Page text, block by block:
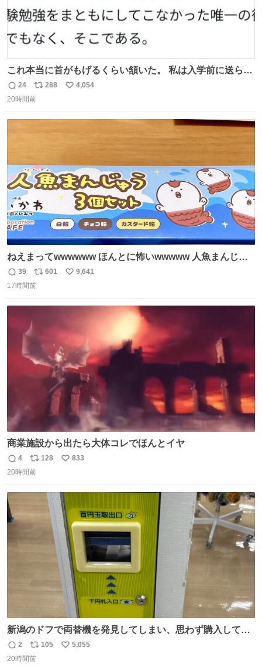
これ本当に首がもげるくらい頷いた。 私は入学前に送られ
てきた、大学のサークル紹介冊子を見た時点で終わりを感
じたので、女子大でもないくせに偏差値の高い大学のイン
た。 高偏差値に行けないならせめてそれくらいした方が予
後がいいです。 https://t.co/9nMHIrETkw
返
信
24
リ
ポ
288
い
4,054
20時間前
ねえまってwwwwww ほんとに怖いwwwww 人魚まんじゅ
う買ってきたから私も永遠のいのちを…ぐへへ…と思いな
がら1つ食べたら 奥歯欠けたんだけど！！！！？？？ しか
たから何？と思って口から出したら自分の歯wwwwww セ
イレーンの呪いじゃん😭
返
信
39
リ
ポ
601
い
9,641
17時間前
商業施設から出たら大体コレでほんとイヤ
返
信
4
リ
ポ
数
128
い
数
833
20時間前
新潟のドフで両替機を発見してしまい、思わず購入してし
まい大阪に発送するイベントが発生
返
信
2
リ
ポ
105
い
5,055
20時間前